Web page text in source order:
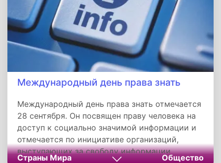
Международный день права знать
Международный день права знать отмечается
28 сентября. Он посвящен праву человека на
доступ к социально значимой информации и
отмечается по инициативе организаций,
выступающих за свободу информации.
Страны Мира Общество